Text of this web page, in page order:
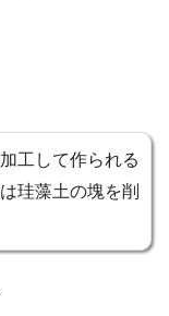
工して作られる
珪藻土の塊を削